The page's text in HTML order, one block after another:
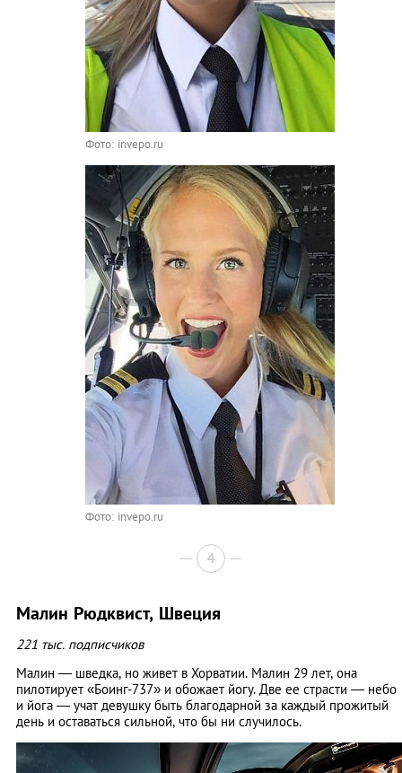
Фото: invepo.ru
Фото: invepo.ru
4
Малин Рюдквист, Швеция
221 тыс. подписчиков
Малин — шведка, но живет в Хорватии. Малин 29 лет, она
пилотирует «Боинг-737» и обожает йогу. Две ее страсти — небо
и йога — учат девушку быть благодарной за каждый прожитый
день и оставаться сильной, что бы ни случилось.